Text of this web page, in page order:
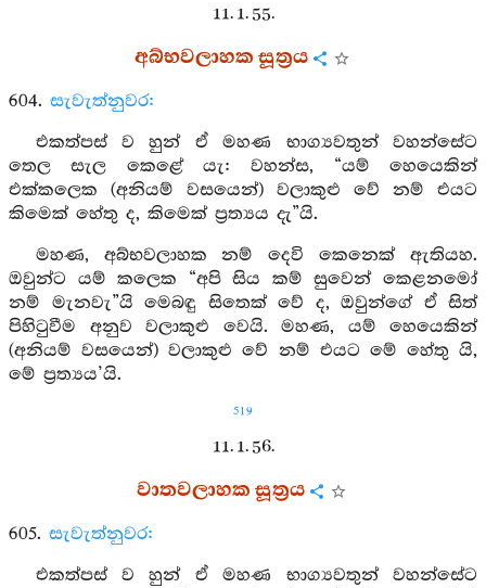
11. 1. 55.
අබ්භවලාහක සූත්‍රය
604. සැවැත්නුවර:
එකත්පස් ව හුන් ඒ මහණ භාග්‍යවතුන් වහන්සේට
තෙල සැල කෙළේ යැ: වහන්ස, “යම් හෙයෙකින්
එක්කලෙක (අනියම් වසයෙන්) වලාකුළු වේ නම් එයට
කිමෙක් හේතු ද, කිමෙක් ප්‍රත්‍යය දැ”යි.
මහණ, අබ්භවලාහක නම් දෙවි කෙනෙක් ඇතියහ.
ඔවුන්ට යම් කලෙක “අපි සිය කම් සුවෙන් කෙළනමෝ
නම් මැනවැ”යි මෙබඳු සිතෙක් වේ ද, ඔවුන්ගේ ඒ සිත්
පිහිටුවීම අනුව වලාකුළු වෙයි. මහණ, යම් හෙයෙකින්
(අනියම් වසයෙන්) වලාකුළු වේ නම් එයට මේ හේතු යි,
මේ ප්‍රත්‍යය’යි.
519
11. 1. 56.
වාතවලාහක සූත්‍රය
605. සැවැත්නුවර:
එකත්පස් ව හුන් ඒ මහණ භාග්‍යවතුන් වහන්සේට